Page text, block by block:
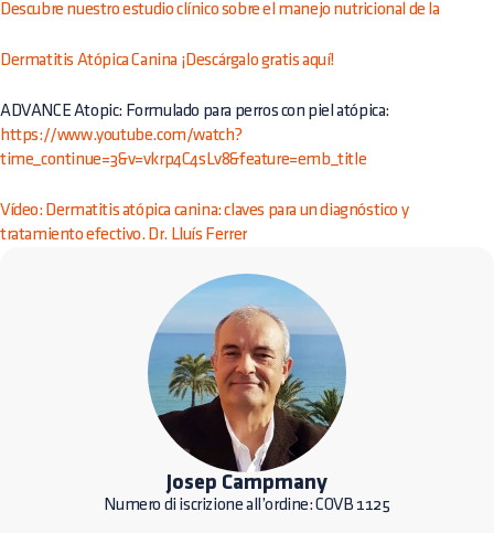
Descubre nuestro estudio clínico sobre el manejo nutricional de la
Dermatitis Atópica Canina ¡Descárgalo gratis aquí!
ADVANCE Atopic: Formulado para perros con piel atópica:
https://www.youtube.com/watch?
time_continue=3&v=vkrp4C4sLv8&feature=emb_title
Vídeo: Dermatitis atópica canina: claves para un diagnóstico y
tratamiento efectivo. Dr. Lluís Ferrer
Josep Campmany
Numero di iscrizione all’ordine: COVB 1125